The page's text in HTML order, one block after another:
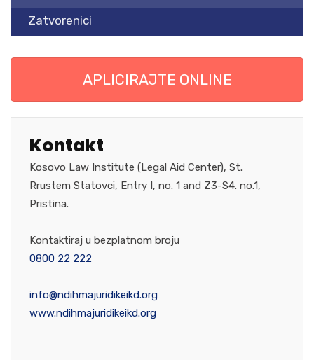
Zatvorenici
APLICIRAJTE ONLINE
Kontakt
Kosovo Law Institute (Legal Aid Center), St.
Rrustem Statovci, Entry I, no. 1 and Z3-S4. no.1,
Pristina.
Kontaktiraj u bezplatnom broju
0800 22 222
info@ndihmajuridikeikd.org
www.ndihmajuridikeikd.org